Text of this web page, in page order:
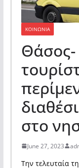
ΚΟΙΝΩΝΙΑ
στο
June 27, 2023
Tην τελευταία